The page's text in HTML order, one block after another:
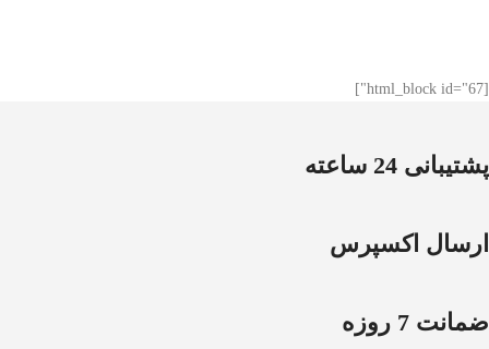
[html_block id="67"]
پشتیبانی 24 ساعته
ارسال اکسپرس
ضمانت 7 روزه